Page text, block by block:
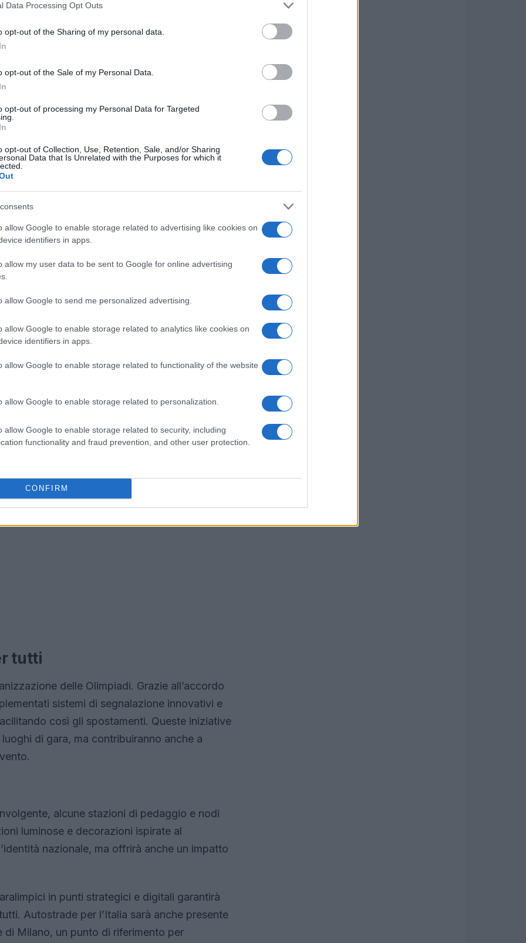
Data Processing Opt Outs
opt-out of the Sharing of my personal data.
opt-out of the Sale of my Personal Data.
opt-out of processing my Personal Data for Targeted
opt-out of Collection, Use, Retention, Sale, and/or Sharing
Data that Is Unrelated with the Purposes for which it
allow Google to enable storage related to advertising like cookies on
identifiers in apps.
allow my user data to be sent to Google for online advertising
allow Google to send me personalized advertising.
allow Google to enable storage related to analytics like cookies on
identifiers in apps.
allow Google to enable storage related to functionality of the website
allow Google to enable storage related to personalization.
allow Google to enable storage related to security, including
functionality and fraud prevention, and other user protection.
CONFIRM
che riflette il calore e la cultura
un’atmosfera indimenticabile, non solo
di socializzazione e scoperta delle
una rivisitazione delle strutture ricettive e dei
stanno impegnando a garantire che ogni
e memorabile. È previsto un forte
complessiva dei visitatori.
Autostrade per l’Italia, giocherà un ruolo
che la mobilità durante i Giochi sia
sarà integrata nell’esperienza
su eventi e aggiornamenti sui flussi di
integrante della manifestazione.
tutti
delle Olimpiadi. Grazie all’accordo
sistemi di segnalazione innovativi e
così gli spostamenti. Queste iniziative
di gara, ma contribuiranno anche a
alcune stazioni di pedaggio e nodi
luminose e decorazioni ispirate al
nazionale, ma offrirà anche un impatto
in punti strategici e digitali garantirà
Autostrade per l’Italia sarà anche presente
di Milano, un punto di riferimento per